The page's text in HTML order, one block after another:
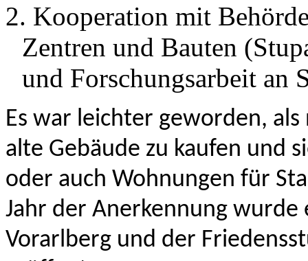
2. Kooperation mit
Zentren und Bauten
und Forschungsarbeit an
Es war leichter geworden,
alte Gebäude zu kaufen und
oder auch Wohnungen für
Jahr der Anerkennung
Vorarlberg und der